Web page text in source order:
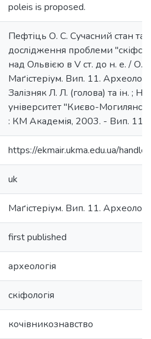
poleis is proposed.
Пефтіць О. С. Сучасний стан та
дослідження проблеми
над Ольвією в V ст. до н. е. / О.
Маґістеріум. Вип. 11.
Залізняк Л. Л. (голова) та ін. ;
університет "Києво-
: КМ Академія, 2003. - Вип. 11.
https://ekmair.ukma.edu.ua/
uk
Маґістеріум. Вип. 11.
first published
археологія
скіфологія
кочівникознавство